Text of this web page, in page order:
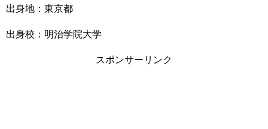
出身地：東京都
出身校：明治学院大学
スポンサーリンク